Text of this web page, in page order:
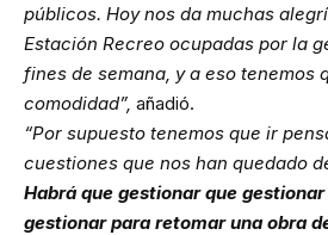
públicos. Hoy nos da muchas
Estación Recreo ocupadas por la
fines de semana, y a eso tenemos
comodidad”, añadió.
“Por supuesto tenemos que ir
cuestiones que nos han quedado
Habrá que gestionar que
gestionar para retomar una obra